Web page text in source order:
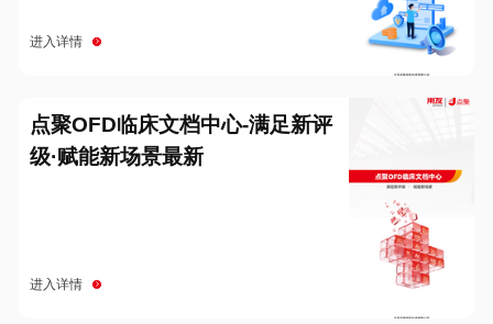
进入详情
点聚OFD临床文档中心-满足新评
级·赋能新场景最新
进入详情